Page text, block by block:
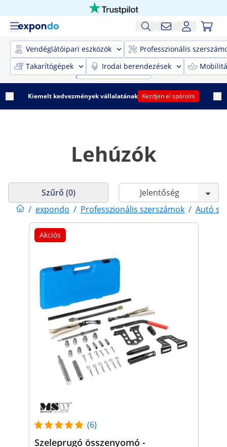
Vendéglátóipari eszközök
Professzionális
Takarítógépek
Irodai berendezések
Kiemelt kedvezmények vállalatának Kezdjen el spórolni
Lehúzók
/ expondo / Professzionális szerszámok / Autó
Szűrő (0)
Akciós
(6)
Szeleprugó összenyomó -